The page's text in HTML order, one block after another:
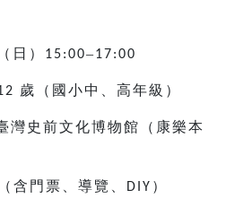
（日） 15:00–17:00
歲（國小中、高年級）
灣史前文化博物館（康樂本
含門票、導覽、 DIY ）